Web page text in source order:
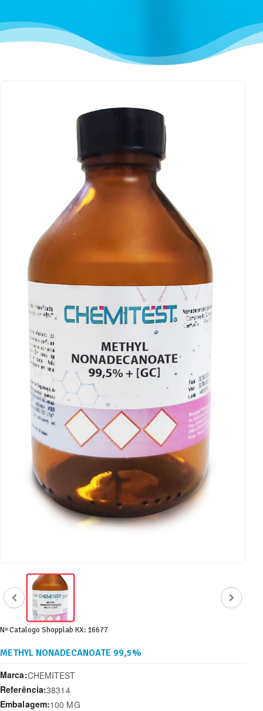
Nº Catalogo Shopplab KX: 16677
METHYL NONADECANOATE 99,5%
Marca:CHEMITEST
Referência:38314
Embalagem:100 MG